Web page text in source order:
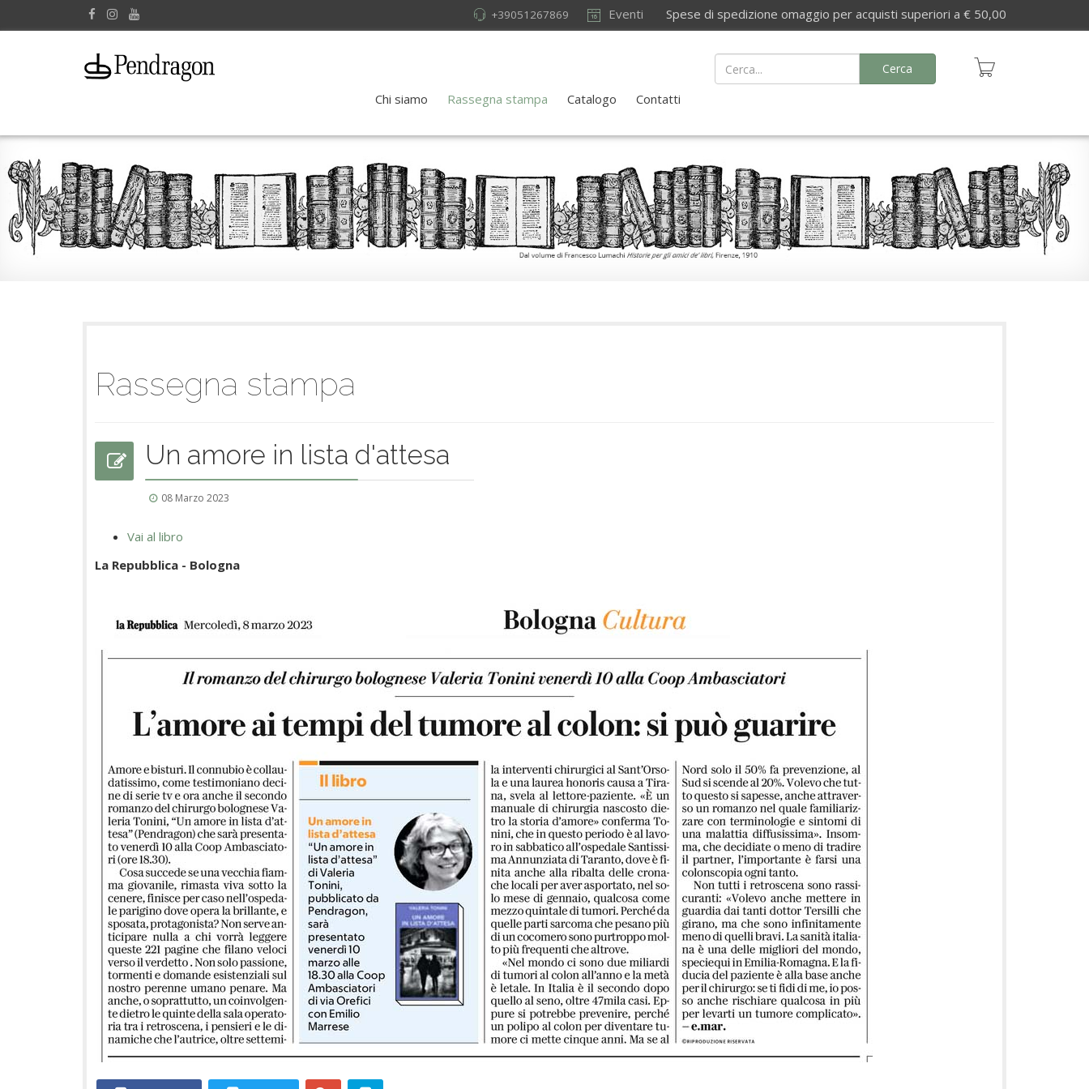
Eventi Spese di spedizione omaggio per acquisti superiori a € 50,00
+39051267869
Chi siamo Rassegna stampa Catalogo Contatti
Cerca
Rassegna stampa
Un amore in lista d'attesa
08 Marzo 2023
Vai al libro
La Repubblica - Bologna